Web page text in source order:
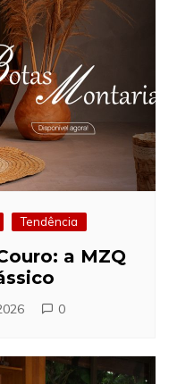
Tendência
a MZQ
0